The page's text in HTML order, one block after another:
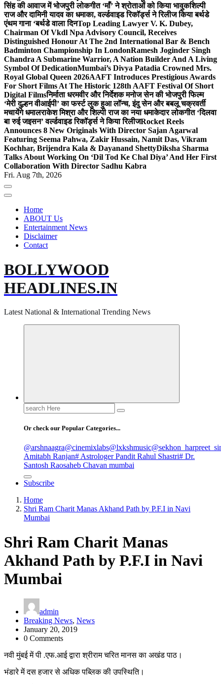
सिंह की आवाज में भोजपुरी लोकगीत ‘माँ’ ने श्रोताओं को किया भावुकशिल्पी
राज और दामिनी यादव का धमाका, वर्ल्डवाइड रिकॉर्ड्स ने रिलीज किया बर्थडे
एंथम गाना ‘बर्थडे वाला दिनTop Leading Lawyer V. K. Dubey,
Chairman Of Vkdl Npa Advisory Council, Receives
Distinguished Honour At The 2nd International Bar & Bench
Badminton Championship In LondonRamesh Joginder Singh
Chandra A Submarine Warrior, A Nation Builder And A Living
Symbol Of DedicationMumbai’s Divya Patadia Crowned Mrs.
Royal Global Queen 2026AAFT Introduces Prestigious Awards
For Short Films At The Historic 128th AAFT Festival Of Short
Digital Filmsनिर्माता धरमवीर और निर्देशक मनोज सेन की भोजपुरी फिल्म
‘मेरी दुल्हन वीआईपी’ का फर्स्ट लुक हुआ लॉन्च, इंदु सेन और बबलू चक्रवर्ती
मचायेंगे धमालराकेश मिश्रा और शिल्पी राज का नया धमाकेदार लोकगीत ‘दिलवा
बा रुई जइसन’ वर्ल्डवाइड रिकॉर्ड्स ने किया रिलीजRocket Reels
Announces 8 New Originals With Director Sajan Agarwal
Featuring Seema Pahwa, Zakir Hussain, Namit Das, Vikram
Kochhar, Brijendra Kala & Dayanand ShettyDiksha Sharma
Talks About Working On ‘Dil Tod Ke Chal Diya’ And Her First
Collaboration With Director Sadhu Kabra
Fri. Aug 7th, 2026
Home
ABOUT Us
Entertainment News
Disclaimer
Contact
BOLLYWOOD
HEADLINES.IN
Latest National & International Trending News
Search
for:
Or check our Popular Categories...
@arshnaagra@cinemixlabs@lxkshmusic
Amitabh Ranjan# Astrologer Pandit Rahul Shastri# Dr.
Santosh Raosaheb Chavan mumbai
Subscribe
Home
Shri Ram Charit Manas Akhand Path by P.F.I in Navi
Mumbai
Shri Ram Charit Manas
Akhand Path by P.F.I in Navi
Mumbai
admin
Breaking News, News
January 20, 2019
0 Comments
नवी मुंबई में पी .एफ.आई द्वारा श्रीराम चरित मानस का अखंड पाठ।
भंडारे में दस हजार से अधिक पब्लिक की उपस्थिति।